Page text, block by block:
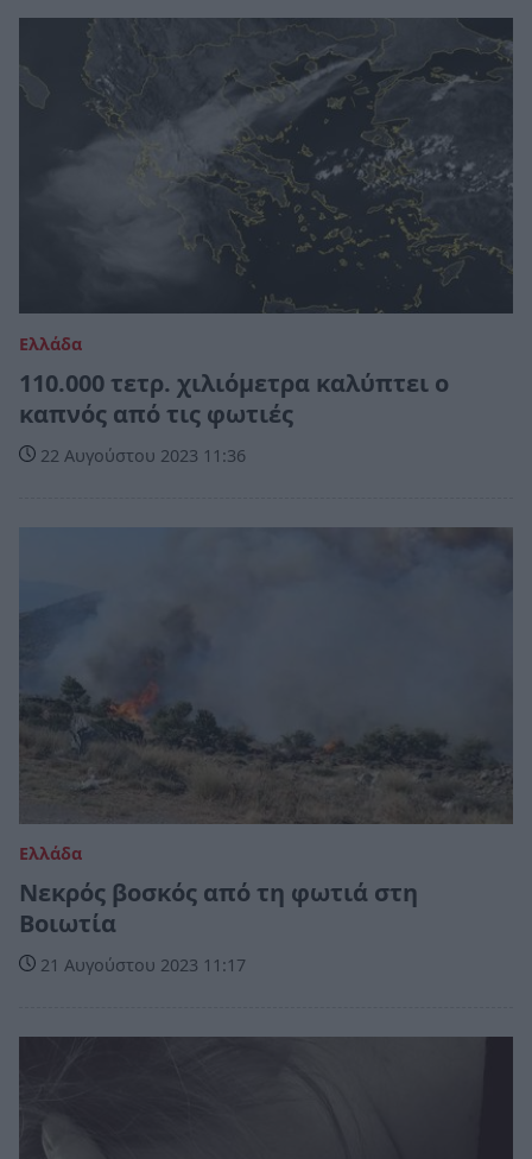
Ελλάδα
110.000 τετρ. χιλιόμετρα καλύπτει ο
καπνός από τις φωτιές
22 Αυγούστου 2023 11:36
Ελλάδα
Νεκρός βοσκός από τη φωτιά στη
Βοιωτία
21 Αυγούστου 2023 11:17